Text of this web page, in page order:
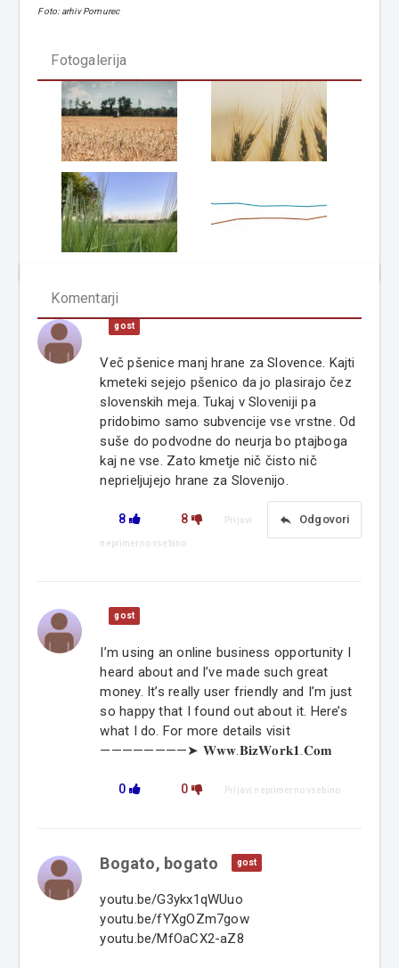
Foto: arhiv Pomurec
Fotogalerija
Komentarji
gost
Več pšenice manj hrane za Slovence. Kajti
kmeteki sejejo pšenico da jo plasirajo čez
slovenskih meja. Tukaj v Sloveniji pa
pridobimo samo subvencije vse vrstne. Od
suše do podvodne do neurja bo ptajboga
kaj ne vse. Zato kmetje nič čisto nič
neprieljujejo hrane za Slovenijo.
8 8 reply Odgovori
Prijavi
neprimerno vsebino
gost
I’m using an online business opportunity I
heard about and I’ve made such great
money. It’s really user friendly and I’m just
so happy that I found out about it. Here’s
what I do. For more details visit
————————➤ 𝐖𝐰𝐰.𝐁𝐢𝐳𝐖𝐨𝐫𝐤𝟏.𝐂𝐨𝐦
0 0 Prijavi neprimerno vsebino
Bogato, bogato gost
youtu.be/G3ykx1qWUuo
youtu.be/fYXgOZm7gow
youtu.be/MfOaCX2-aZ8